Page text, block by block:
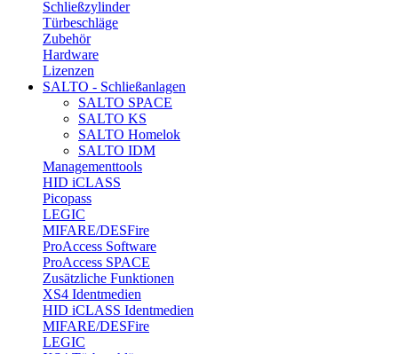
Schließzylinder
Türbeschläge
Zubehör
Hardware
Lizenzen
SALTO - Schließanlagen
SALTO SPACE
SALTO KS
SALTO Homelok
SALTO IDM
Managementtools
HID iCLASS
Picopass
LEGIC
MIFARE/DESFire
ProAccess Software
ProAccess SPACE
Zusätzliche Funktionen
XS4 Identmedien
HID iCLASS Identmedien
MIFARE/DESFire
LEGIC